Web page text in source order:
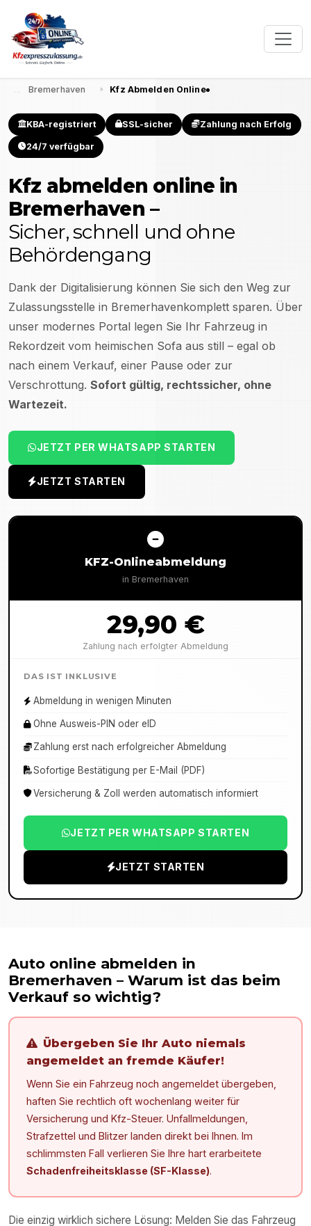
Bremerhaven Kfz Abmelden Online
KBA-registriert SSL-sicher Zahlung nach Erfolg
24/7 verfügbar
Kfz abmelden online in
Bremerhaven –
Sicher, schnell und ohne
Behördengang
Dank der Digitalisierung können Sie sich den Weg zur
Zulassungsstelle in Bremerhavenkomplett sparen. Über
unser modernes Portal legen Sie Ihr Fahrzeug in
Rekordzeit vom heimischen Sofa aus still – egal ob
nach einem Verkauf, einer Pause oder zur
Verschrottung. Sofort gültig, rechtssicher, ohne
Wartezeit.
JETZT PER WHATSAPP STARTEN
JETZT STARTEN
KFZ-Onlineabmeldung
in Bremerhaven
29,90 €
Zahlung nach erfolgter Abmeldung
DAS IST INKLUSIVE
Abmeldung in wenigen Minuten
Ohne Ausweis-PIN oder eID
Zahlung erst nach erfolgreicher Abmeldung
Sofortige Bestätigung per E-Mail (PDF)
Versicherung & Zoll werden automatisch informiert
JETZT PER WHATSAPP STARTEN
JETZT STARTEN
Auto online abmelden in
Bremerhaven – Warum ist das beim
Verkauf so wichtig?
Übergeben Sie Ihr Auto niemals
angemeldet an fremde Käufer!
Wenn Sie ein Fahrzeug noch angemeldet übergeben,
haften Sie rechtlich oft wochenlang weiter für
Versicherung und Kfz-Steuer. Unfallmeldungen,
Strafzettel und Blitzer landen direkt bei Ihnen. Im
schlimmsten Fall verlieren Sie Ihre hart erarbeitete
Schadenfreiheitsklasse (SF-Klasse).
Die einzig wirklich sichere Lösung: Melden Sie das Fahrzeug